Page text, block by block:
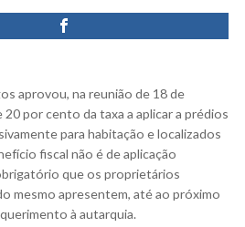
aprovou, na reunião de 18 de
por cento da taxa a aplicar a prédios
para habitação e localizados
fiscal não é de aplicação
que os proprietários
mesmo apresentem, até ao próximo
à autarquia.